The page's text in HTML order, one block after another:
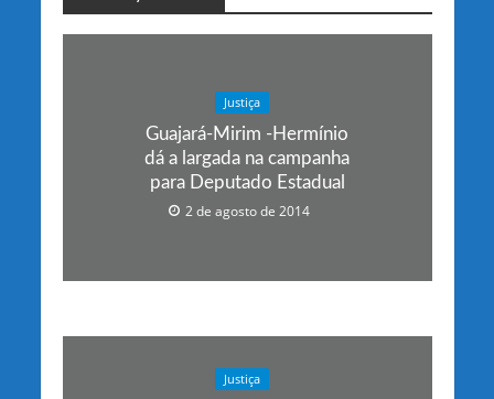
Justiça
Guajará-Mirim -Hermínio
dá a largada na campanha
para Deputado Estadual
2 de agosto de 2014
Justiça